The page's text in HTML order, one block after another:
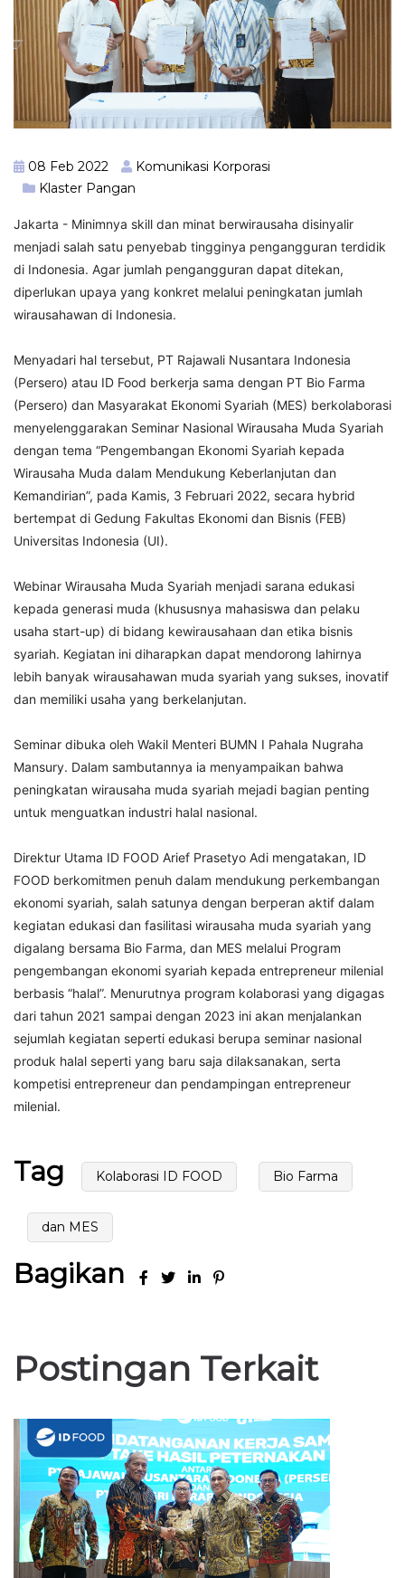
08 Feb 2022
Komunikasi Korporasi
Klaster Pangan
Jakarta - Minimnya skill dan minat berwirausaha disinyalir
menjadi salah satu penyebab tingginya pengangguran terdidik
di Indonesia. Agar jumlah pengangguran dapat ditekan,
diperlukan upaya yang konkret melalui peningkatan jumlah
wirausahawan di Indonesia.
Menyadari hal tersebut, PT Rajawali Nusantara Indonesia
(Persero) atau ID Food berkerja sama dengan PT Bio Farma
(Persero) dan Masyarakat Ekonomi Syariah (MES) berkolaborasi
menyelenggarakan Seminar Nasional Wirausaha Muda Syariah
dengan tema “Pengembangan Ekonomi Syariah kepada
Wirausaha Muda dalam Mendukung Keberlanjutan dan
Kemandirian”, pada Kamis, 3 Februari 2022, secara hybrid
bertempat di Gedung Fakultas Ekonomi dan Bisnis (FEB)
Universitas Indonesia (UI).
Webinar Wirausaha Muda Syariah menjadi sarana edukasi
kepada generasi muda (khususnya mahasiswa dan pelaku
usaha start-up) di bidang kewirausahaan dan etika bisnis
syariah. Kegiatan ini diharapkan dapat mendorong lahirnya
lebih banyak wirausahawan muda syariah yang sukses, inovatif
dan memiliki usaha yang berkelanjutan.
Seminar dibuka oleh Wakil Menteri BUMN I Pahala Nugraha
Mansury. Dalam sambutannya ia menyampaikan bahwa
peningkatan wirausaha muda syariah mejadi bagian penting
untuk menguatkan industri halal nasional.
Direktur Utama ID FOOD Arief Prasetyo Adi mengatakan, ID
FOOD berkomitmen penuh dalam mendukung perkembangan
ekonomi syariah, salah satunya dengan berperan aktif dalam
kegiatan edukasi dan fasilitasi wirausaha muda syariah yang
digalang bersama Bio Farma, dan MES melalui Program
pengembangan ekonomi syariah kepada entrepreneur milenial
berbasis “halal”. Menurutnya program kolaborasi yang digagas
dari tahun 2021 sampai dengan 2023 ini akan menjalankan
sejumlah kegiatan seperti edukasi berupa seminar nasional
produk halal seperti yang baru saja dilaksanakan, serta
kompetisi entrepreneur dan pendampingan entrepreneur
milenial.
Tag Kolaborasi ID FOOD Bio Farma
dan MES
Bagikan
Postingan Terkait